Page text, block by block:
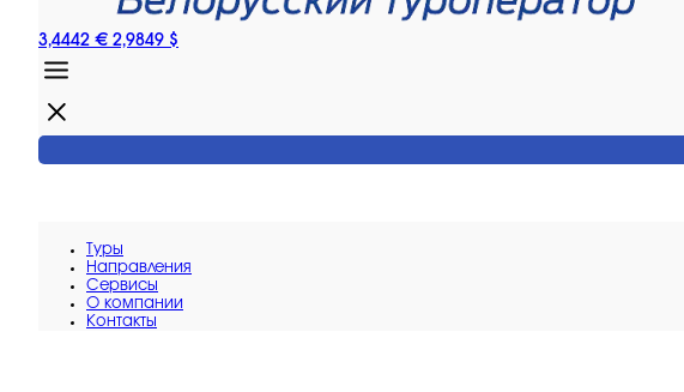
3,4442 € 2,9849 $
Туры
Направления
Сервисы
O компании
Контакты